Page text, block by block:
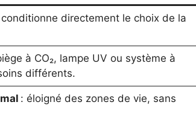
conditionne directement le choix de la
à CO₂, lampe UV ou système à
différents.
: éloigné des zones de vie, sans